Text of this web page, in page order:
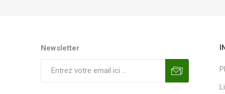
Newsletter